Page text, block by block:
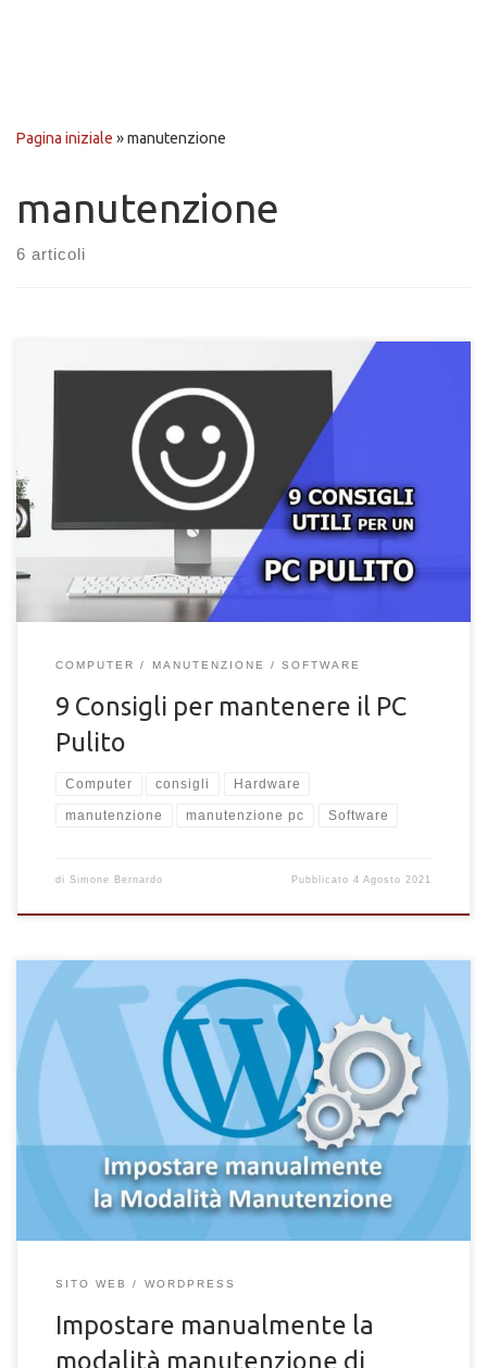
Pagina iniziale »manutenzione
manutenzione
6 articoli
9 Consigli per mantenere un PC pulito. Scopri cosa fare per
avere un computer pulito e performante in ogni momento con i
nostri consigli
COMPUTER MANUTENZIONE SOFTWARE
9 Consigli per mantenere il PC
Pulito
Computer consigli Hardware
manutenzione manutenzione pc Software
di Simone Bernardo Pubblicato4 Agosto 2021
Devi impostare manualmente la modalità manutenzione di
WordPress per modificare dei file o aggiornare dei
componenti? Se utilizzi WordPress per gestire il tuo sito web,
ti sarà sicuramente capitato di imbatterti nella pagina di
manutenzione del sito in caso di errori di aggiornamento dei
plugin, temi o componenti del CMS. Abbiamo già visto come
poter rimuovere un sito web bloccato […]
SITO WEB WORDPRESS
Impostare manualmente la
modalità manutenzione di